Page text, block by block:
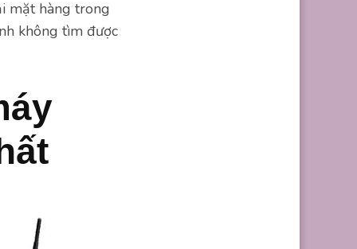
mặt hàng trong
không tìm được